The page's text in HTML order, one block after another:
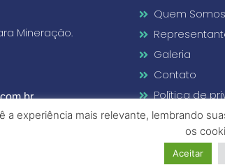
Mineração.
Quem Somos
Galeria
Contato
Política de
Termos de
experiência mais relevante, lembrando
os
Aceitar